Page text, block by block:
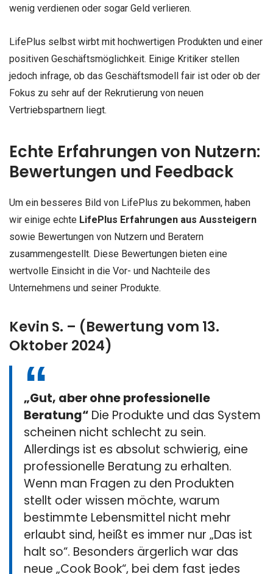
wenig verdienen oder sogar Geld verlieren.
LifePlus selbst wirbt mit hochwertigen Produkten und einer
positiven Geschäftsmöglichkeit. Einige Kritiker stellen
jedoch infrage, ob das Geschäftsmodell fair ist oder ob der
Fokus zu sehr auf der Rekrutierung von neuen
Vertriebspartnern liegt.
Echte Erfahrungen von Nutzern:
Bewertungen und Feedback
Um ein besseres Bild von LifePlus zu bekommen, haben
wir einige echte LifePlus Erfahrungen aus Aussteigern
sowie Bewertungen von Nutzern und Beratern
zusammengestellt. Diese Bewertungen bieten eine
wertvolle Einsicht in die Vor- und Nachteile des
Unternehmens und seiner Produkte.
Kevin S. – (Bewertung vom 13.
Oktober 2024)
„Gut, aber ohne professionelle
Beratung“ Die Produkte und das System
scheinen nicht schlecht zu sein.
Allerdings ist es absolut schwierig, eine
professionelle Beratung zu erhalten.
Wenn man Fragen zu den Produkten
stellt oder wissen möchte, warum
bestimmte Lebensmittel nicht mehr
erlaubt sind, heißt es immer nur „Das ist
halt so“. Besonders ärgerlich war das
neue „Cook Book“, bei dem fast jedes